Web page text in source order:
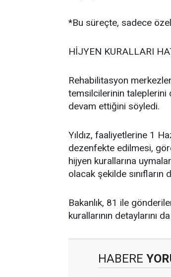
*Bu süreçte, sadece
HİJYEN KURALLARI
Rehabilitasyon
temsilcilerinin taleplerini
devam ettiğini söyledi.
Yıldız, faaliyetlerine 1
dezenfekte edilmesi,
hijyen kurallarına
olacak şekilde
Bakanlık, 81 ile
kurallarının detaylarını
HABERE